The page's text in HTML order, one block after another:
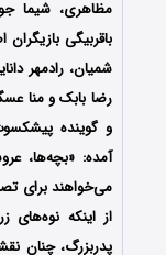
مظاهری، شیما
باقربیگی
شمیان، رادمهر
رضا بابک و منا
و گوینده
آمده: «بچه‌ها،
می‌خواهند برای
از اینکه نوه‌های
پدربزرگ، چنان